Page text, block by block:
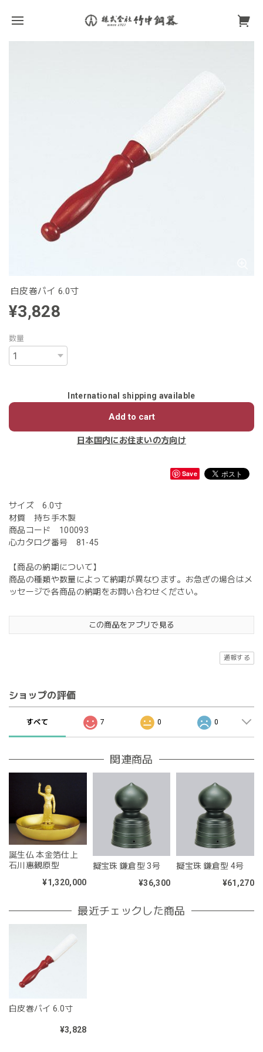
白皮巻バイ 6.0寸
¥3,828
数量
International shipping available
Add to cart
日本国内にお住まいの方向け
Save
サイズ 6.0寸
材質 持ち手木製
商品コード 100093
心カタログ番号 81-45
【商品の納期について】
商品の種類や数量によって納期が異なります。お急ぎの場合はメ
ッセージで各商品の納期をお問い合わせください。
この商品をアプリで見る
通報する
ショップの評価
すべて 7 0 0
関連商品
誕生仏 本金箔仕上
石川惠観原型
¥1,320,000
擬宝珠 鎌倉型 3号
¥36,300
擬宝珠 鎌倉型 4号
¥61,270
最近チェックした商品
白皮巻バイ 6.0寸
¥3,828